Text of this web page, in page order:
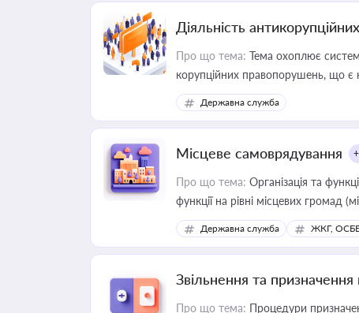
Діяльність
Про що тема: Тема охоплює
корупційних правопорушень, що є
та бізнесі
Державна служба
Місцеве самоврядування
Про що тема: Організація та
функції на рівні місцевих громад
Державна служба ЖКГ,
Звільнення та
Про що тема: Процедури